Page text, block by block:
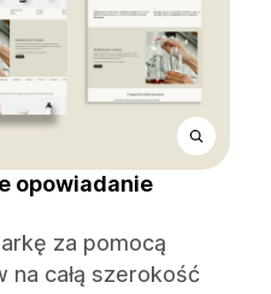
opowiadanie
za pomocą
całą szerokość